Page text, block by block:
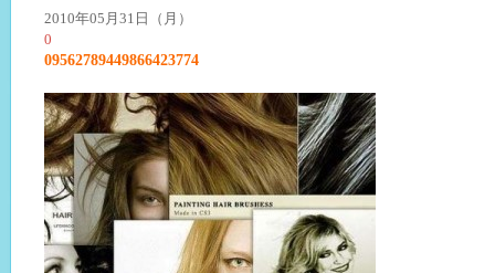
2010年05月31日（月）
0
09562789449866423774